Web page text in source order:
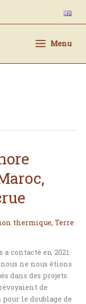
Menu
thermique, Terre
a contacté en 2021
ne nous étions
dans des projets
de
le doublage de